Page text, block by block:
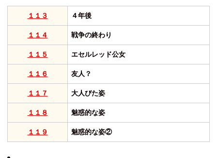
１１３ ４年後
１１４ 戦争の終わり
１１５ エセルレッド公女
１１６ 友人？
１１７ 大人びた姿
１１８ 魅惑的な姿
１１９ 魅惑的な姿②